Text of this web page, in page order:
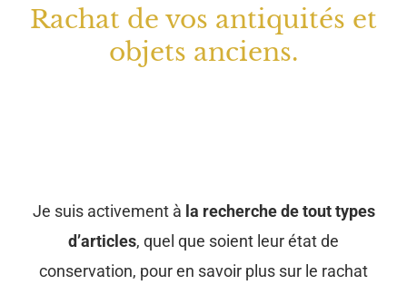
Rachat de vos antiquités et
objets anciens.
Je suis activement à la recherche de tout types
d’articles, quel que soient leur état de
conservation, pour en savoir plus sur le rachat